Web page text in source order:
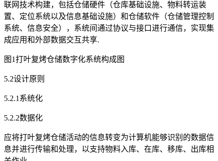
联网技术构建，包括仓储硬件（仓库基础设施、物料转运装
置、定位系统以及信息基础设施）和仓储软件（仓储管理控制
系统、信息安全），系统间通过协议与接口进行通信，实现集
成应用和外部数据交互共享.
图1打叶复烤仓储数字化系统构成图
5.2设计原则
5.2.1系统化
5.2.2数据化
应将打叶复烤仓储活动的信息转变为计算机能够识别的数据信
息并进行传输和处理，以支持物料入库、在库、移库、出库相